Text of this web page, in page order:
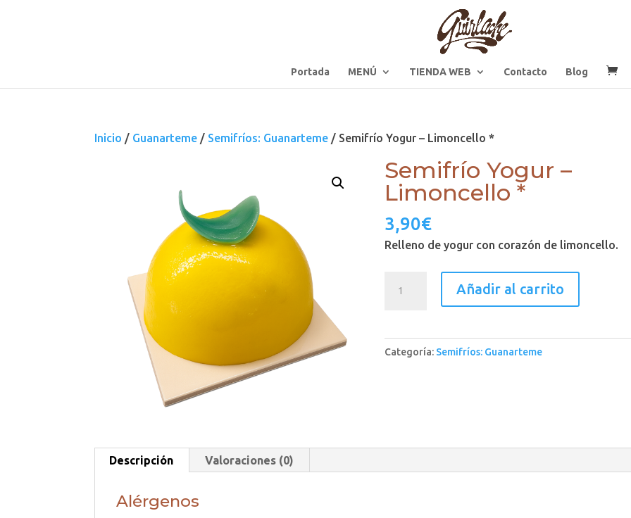
Portada MENÚ TIENDA WEB Contacto Blog
Inicio / Guanarteme / Semifríos: Guanarteme / Semifrío Yogur – Limoncello *
Semifrío Yogur –
Limoncello *
3,90€
Relleno de yogur con corazón de limoncello.
Limoncello
*
Añadir al carrito
Categoría: Semifríos: Guanarteme
Descripción Valoraciones (0)
Alérgenos